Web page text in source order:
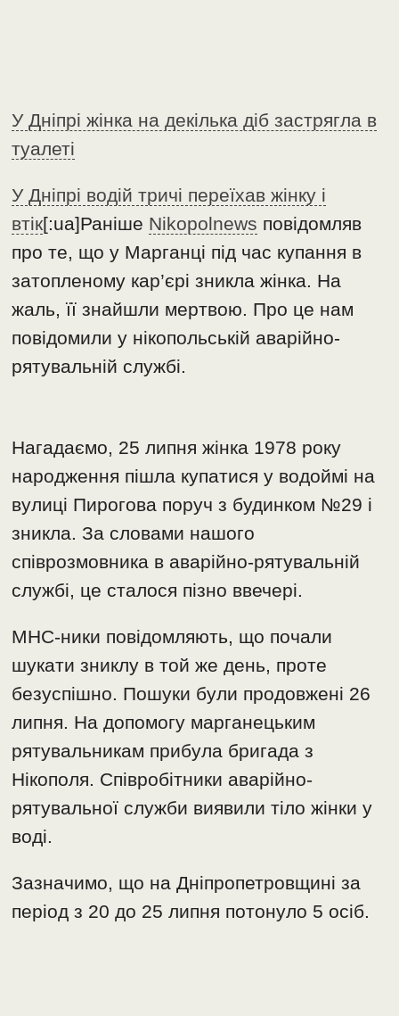
У Дніпрі жінка на декілька діб застрягла в
туалеті
У Дніпрі водій тричі переїхав жінку і
втік[:ua]Раніше Nikopolnews повідомляв
про те, що у Марганці під час купання в
затопленому кар’єрі зникла жінка. На
жаль, її знайшли мертвою. Про це нам
повідомили у нікопольській аварійно-
рятувальній службі.
Нагадаємо, 25 липня жінка 1978 року
народження пішла купатися у водоймі на
вулиці Пирогова поруч з будинком №29 і
зникла. За словами нашого
співрозмовника в аварійно-рятувальній
службі, це сталося пізно ввечері.
МНС-ники повідомляють, що почали
шукати зниклу в той же день, проте
безуспішно. Пошуки були продовжені 26
липня. На допомогу марганецьким
рятувальникам прибула бригада з
Нікополя. Співробітники аварійно-
рятувальної служби виявили тіло жінки у
воді.
Зазначимо, що на Дніпропетровщині за
період з 20 до 25 липня потонуло 5 осіб.